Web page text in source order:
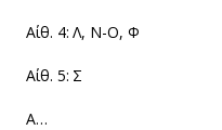
Αίθ. 4: Λ, Ν-Ο, Φ
Αίθ. 5: Σ
Α…